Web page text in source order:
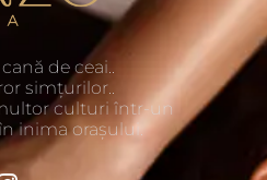
de ceai..
simțurilor..
culturi într-un
inima orașului.